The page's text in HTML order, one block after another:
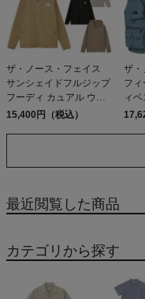
ザ・ノース・フェイス
サンシェイドフルジップ
フーディ カュアル ウェ
ア アウター パーカー 長
15,400円（税込）
ザ・
フ
ィ
最近閲覧した商品
カテゴリから探す